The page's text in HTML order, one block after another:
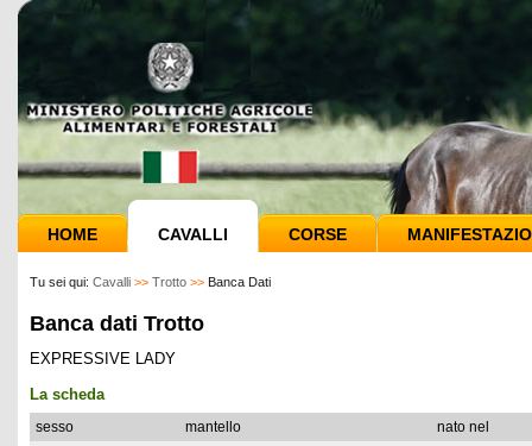
HOME CAVALLI CORSE
Tu sei qui: Cavalli >> Trotto >> Banca Dati
Banca dati Trotto
EXPRESSIVE LADY
La scheda
sesso mantello
nato nel